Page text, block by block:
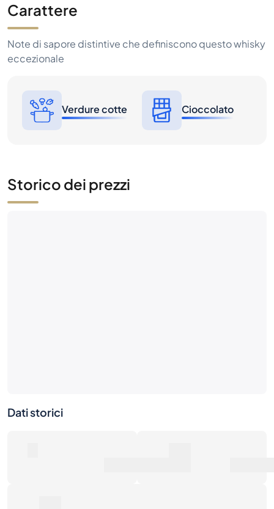
Carattere
Note di sapore distintive che definiscono questo whisky
eccezionale
Verdure cotte Cioccolato
Storico dei prezzi
Dati storici